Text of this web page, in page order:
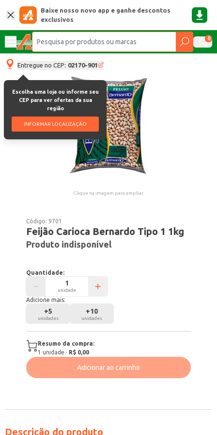
Baixe nosso novo app e ganhe descontos
exclusivos
0
Entregue no CEP: 02170-901
Escolha uma loja ou informe seu
CEP para ver ofertas da sua
região
INFORMAR LOCALIZAÇÃO
Clique na imagem para ampliar.
Código: 9701
Feijão Carioca Bernardo Tipo 1 1kg
Produto indisponível
Quantidade:
unidade
Adicione mais:
+5
unidades
+10
unidades
Resumo da compra:
1 unidade · R$ 0,00
Adicionar ao carrinho
Descrição do produto